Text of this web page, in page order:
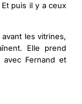
puis il y a ceux
les vitrines,
Elle prend
avec Fernand et